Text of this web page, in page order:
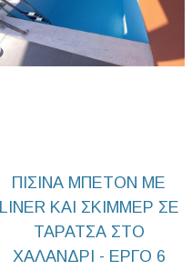
ΠΙΣΊΝΑ ΜΠΕΤΌΝ ΜΕ
LINER ΚΑΙ ΣΚΊΜΜΕΡ ΣΕ
ΤΑΡΆΤΣΑ ΣΤΟ
ΧΆΛΑΝΔΡΙ - ΈΡΓΟ 6